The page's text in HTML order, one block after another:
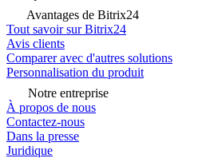
Avantages de Bitrix24
Tout savoir sur Bitrix24
Avis clients
Comparer avec d'autres solutions
Personnalisation du produit
Notre entreprise
À propos de nous
Contactez-nous
Dans la presse
Juridique